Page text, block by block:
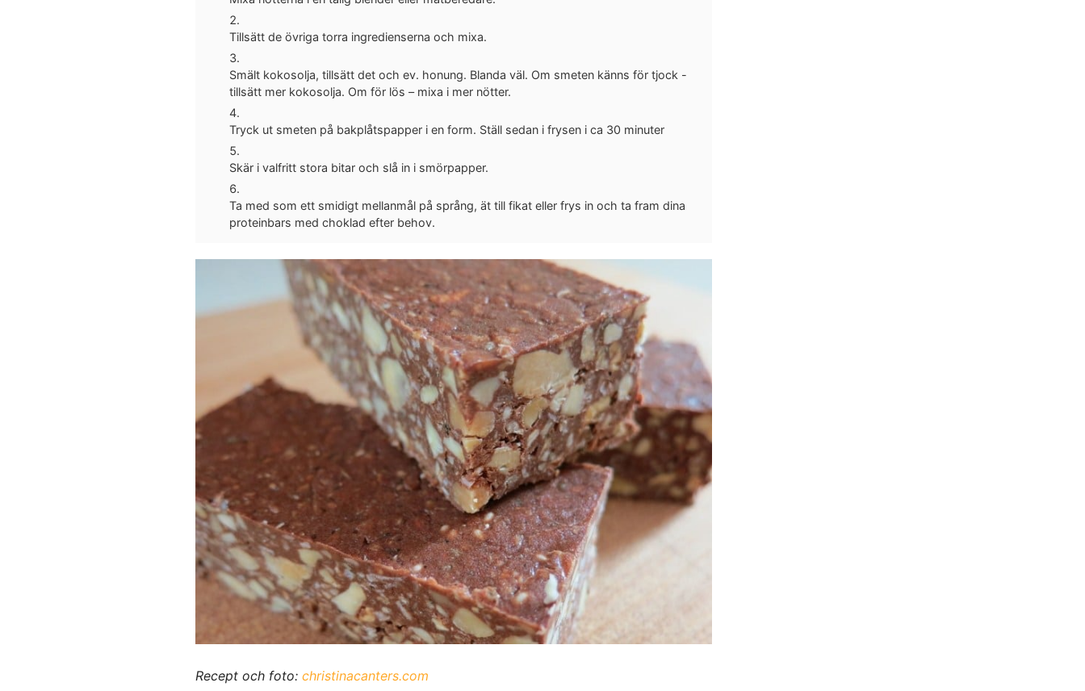
Tillsätt de övriga torra ingredienserna och mixa.
Smält kokosolja, tillsätt det och ev. honung. Blanda väl. Om smeten känns för tjock -
tillsätt mer kokosolja. Om för lös – mixa i mer nötter.
Tryck ut smeten på bakplåtspapper i en form. Ställ sedan i frysen i ca 30 minuter
Skär i valfritt stora bitar och slå in i smörpapper.
Ta med som ett smidigt mellanmål på språng, ät till fikat eller frys in och ta fram dina
proteinbars med choklad efter behov.
Recept och foto: christinacanters.com